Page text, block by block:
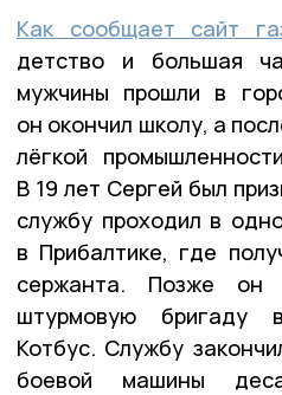
Как сообщает сайт
детство и большая
мужчины прошли в
он окончил школу, а
лёгкой
В 19 лет Сергей был
службу проходил в
в Прибалтике, где
сержанта. Позже он
штурмовую бригаду
Котбус. Службу
боевой машины